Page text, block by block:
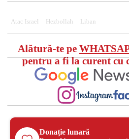
Atac Israel Hezbollah Liban
Alătură-te pe
pentru a fi la curent cu
Donație lunară